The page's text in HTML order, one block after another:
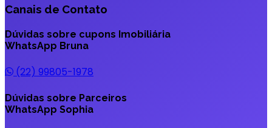
Canais de Contato
Dúvidas sobre cupons Imobiliária
WhatsApp Bruna
(22) 99805-1978
Dúvidas sobre Parceiros
WhatsApp Sophia